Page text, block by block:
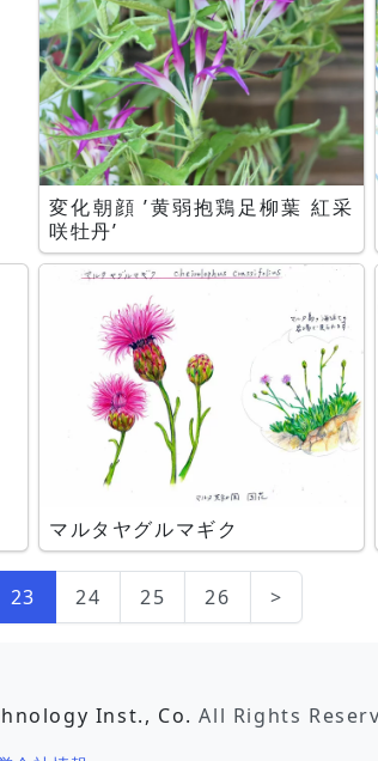
変化朝顔 ’黄弱抱鶏足柳葉 紅采
咲牡丹’
マルタヤグルマギク
23 24 25 26 >
Inst., Co. All Rights